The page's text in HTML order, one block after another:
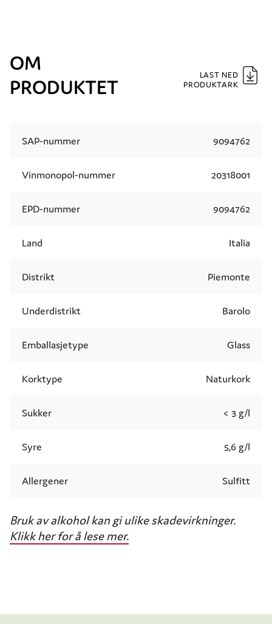
OM
PRODUKTET
LAST NED
PRODUKTARK
SAP-nummer 9094762
Vinmonopol-nummer 20318001
EPD-nummer 9094762
Land Italia
Distrikt Piemonte
Underdistrikt Barolo
Emballasjetype Glass
Korktype Naturkork
Sukker < 3 g/l
Syre 5,6 g/l
Allergener Sulfitt
Bruk av alkohol kan gi ulike skadevirkninger.
Klikk her for å lese mer.